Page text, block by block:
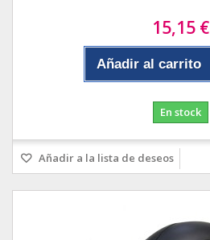
15,15 €
Añadir al carrito
En stock
Añadir a la lista de deseos